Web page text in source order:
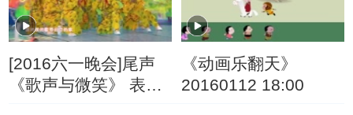
[2016六一晚会]尾声
《歌声与微笑》 表
《动画乐翻天》
20160112 18:00